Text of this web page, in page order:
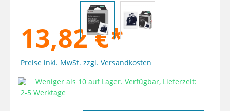
13,82 €*
Preise inkl. MwSt. zzgl. Versandkosten
Weniger als 10 auf Lager. Verfügbar, Lieferzeit:
2-5 Werktage